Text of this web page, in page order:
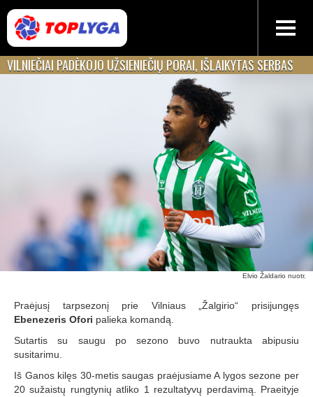
VILNIEČIAI PADĖKOJO UŽSIENIEČIŲ PORAI, IŠLAIKYTAS SERBAS
Elvio Žaldario nuotr.
Praėjusį tarpsezonį prie Vilniaus „Žalgirio“ prisijungęs
Ebenezeris Ofori palieka komandą.
Sutartis su saugu po sezono buvo nutraukta abipusiu
susitarimu.
Iš Ganos kilęs 30-metis saugas praėjusiame A lygos sezone per
20 sužaistų rungtynių atliko 1 rezultatyvų perdavimą. Praeityje